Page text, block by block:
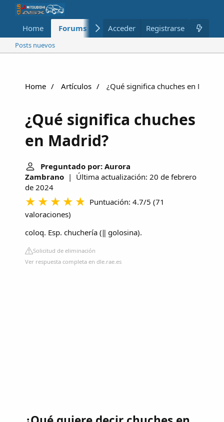
Home Forums Nuevo Miembros
Acceder Registrarse
Posts nuevos
Home Artículos ¿Qué significa chuches en
¿Qué significa chuches
en Madrid?
Preguntado por: Aurora
Zambrano | Última actualización: 20 de febrero
de 2024
Puntuación: 4.7/5 (71
valoraciones)
coloq. Esp. chuchería (‖ golosina).
Solicitud de eliminación
Ver respuesta completa en dle.rae.es